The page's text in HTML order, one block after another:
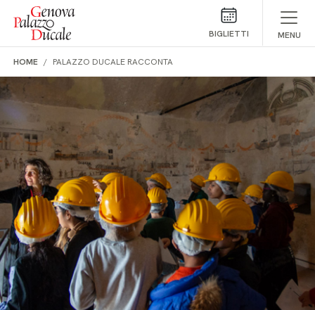
Salta al contenuto
BIGLIETTI MENU
HOME PALAZZO DUCALE RACCONTA